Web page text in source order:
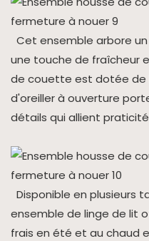
Cet ensemble arbore
une touche de fraîcheur
de couette est dotée de
d'oreiller à ouverture
détails qui allient
Disponible en plusieurs
ensemble de linge de lit
frais en été et au chaud